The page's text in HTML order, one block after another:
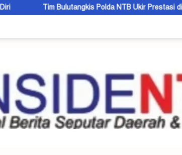
Polda NTB Ukir Prestasi di Kapolri Cup 2026